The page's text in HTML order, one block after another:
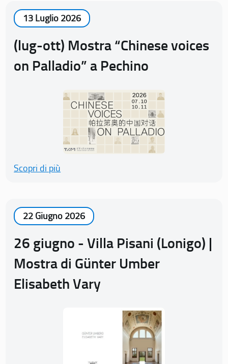
13 Luglio 2026
(lug-ott) Mostra “Chinese voices
on Palladio” a Pechino
Scopri di più
22 Giugno 2026
26 giugno - Villa Pisani (Lonigo) |
Mostra di Günter Umber
Elisabeth Vary